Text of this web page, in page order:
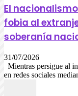
El
fobia al
soberanía
31/07/2026
Mientras persigue al
en redes sociales